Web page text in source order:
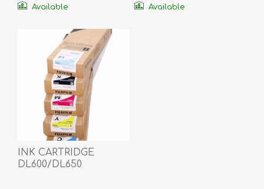
Available Available
INK CARTRIDGE
DL600/DL650